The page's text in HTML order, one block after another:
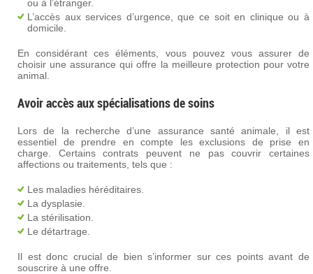
ou à l’étranger.
L’accès aux services d’urgence, que ce soit en clinique ou à
domicile.
En considérant ces éléments, vous pouvez vous assurer de
choisir une assurance qui offre la meilleure protection pour votre
animal.
Avoir accès aux spécialisations de soins
Lors de la recherche d’une assurance santé animale, il est
essentiel de prendre en compte les exclusions de prise en
charge. Certains contrats peuvent ne pas couvrir certaines
affections ou traitements, tels que :
Les maladies héréditaires.
La dysplasie.
La stérilisation.
Le détartrage.
Il est donc crucial de bien s’informer sur ces points avant de
souscrire à une offre.